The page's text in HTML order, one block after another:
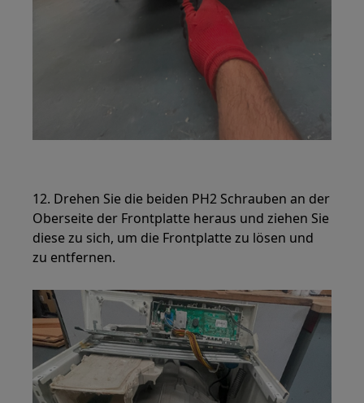
12. Drehen Sie die beiden PH2 Schrauben an der
Oberseite der Frontplatte heraus und ziehen Sie
diese zu sich, um die Frontplatte zu lösen und
zu entfernen.